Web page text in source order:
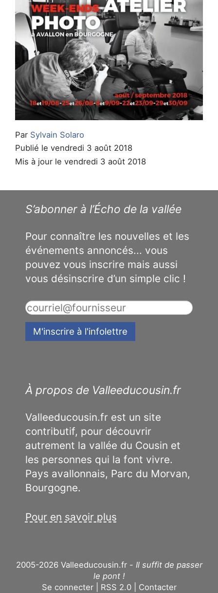
Par Sylvain Solaro
Publié le vendredi 3 août 2018
Mis à jour le vendredi 3 août 2018
S’abonner à l’Écho de la vallée
Pour connaître les nouvelles et les
événements annoncés... vous
pouvez vous inscrire mais aussi
vous désinscrire d’un simple clic !
À propos de Valleeducousin.fr
Valleeducousin.fr est un site
contributif, pour découvrir
autrement la vallée du Cousin et
les personnes qui la font vivre.
Pays avallonnais, Parc du Morvan,
Bourgogne.
Pour en savoir plus
2005-2026 Valleeducousin.fr - Il suffit de passer
le pont !
Se connecter
RSS 2.0 Contacter